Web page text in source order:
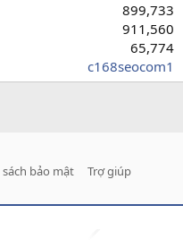
899,733
911,560
65,774
c168seocom1
bảo mật
Trợ giúp